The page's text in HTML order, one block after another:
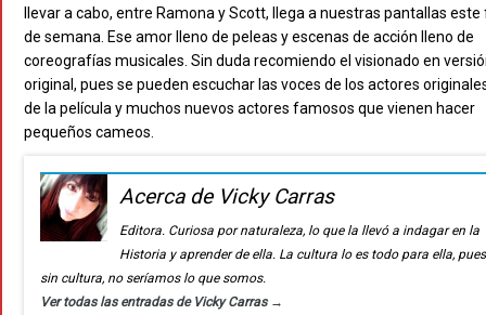
llevar a cabo, entre Ramona y Scott, llega a nuestras pantallas este
de semana. Ese amor lleno de peleas y escenas de acción lleno de
coreografías musicales. Sin duda recomiendo el visionado en
original, pues se pueden escuchar las voces de los actores
de la película y muchos nuevos actores famosos que vienen hacer
pequeños cameos.
Acerca de Vicky Carras
Editora. Curiosa por naturaleza, lo que la llevó a indagar en la
Historia y aprender de ella. La cultura lo es todo para ella, pues
sin cultura, no seríamos lo que somos.
Ver todas las entradas de Vicky Carras →